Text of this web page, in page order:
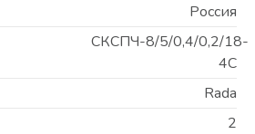
Россия
СКСПЧ-8/5/0,4/0,2/18-
4С
Rada
2